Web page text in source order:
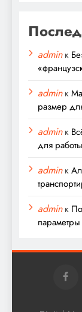
adminк
adminк
размер
adminк
для работы
adminк
adminк
параметры